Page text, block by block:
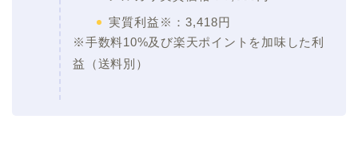
実質利益※：3,418円
※手数料10%及び楽天ポイントを加味した利
益（送料別）